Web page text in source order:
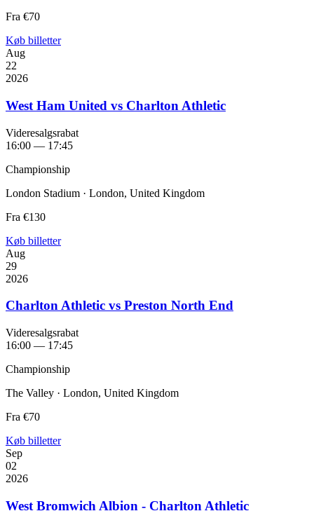
Fra €70
Køb billetter
Aug
22
2026
West Ham United vs Charlton Athletic
Videresalgsrabat
16:00 — 17:45
Championship
London Stadium · London, United Kingdom
Fra €130
Køb billetter
Aug
29
2026
Charlton Athletic vs Preston North End
Videresalgsrabat
16:00 — 17:45
Championship
The Valley · London, United Kingdom
Fra €70
Køb billetter
Sep
02
2026
West Bromwich Albion - Charlton Athletic